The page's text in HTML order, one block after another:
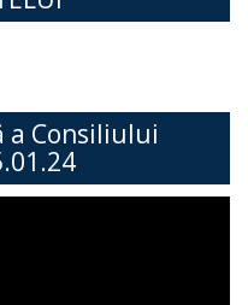
a Consiliului